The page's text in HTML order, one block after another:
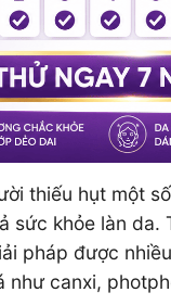
thiếu hụt một
sức khỏe làn
pháp được
canxi,